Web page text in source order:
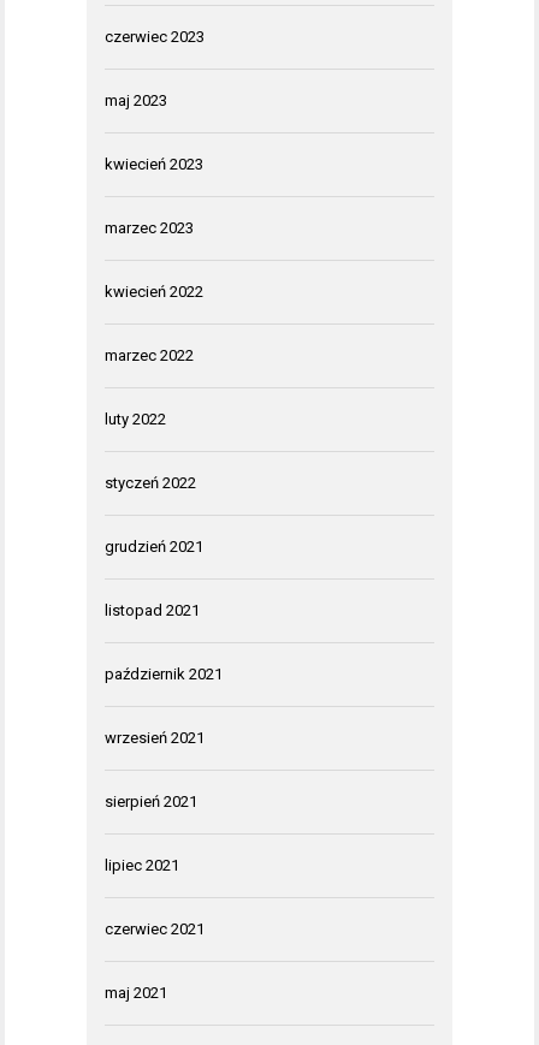
czerwiec 2023
maj 2023
kwiecień 2023
marzec 2023
kwiecień 2022
marzec 2022
luty 2022
styczeń 2022
grudzień 2021
listopad 2021
październik 2021
wrzesień 2021
sierpień 2021
lipiec 2021
czerwiec 2021
maj 2021